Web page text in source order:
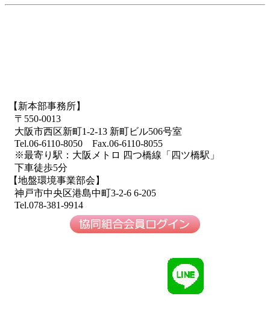
【新本部事務所】
〒550-0013
大阪市西区新町1-2-13 新町ビル506号室
Tel.06-6110-8050 Fax.06-6110-8055
※最寄り駅：大阪メトロ 四つ橋線「四ツ橋駅」
下車徒歩5分
【地盤環境事業部会】
神戸市中央区港島中町3-2-6 6-205
Tel.078-381-9914